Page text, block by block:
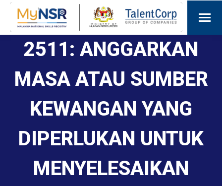
2511: ANGGARKAN
MASA ATAU SUMBER
KEWANGAN YANG
DIPERLUKAN UNTUK
MENYELESAIKAN